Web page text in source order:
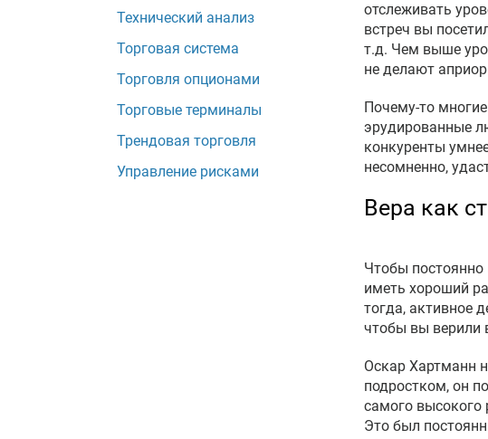
Технический анализ
Торговая система
Торговля опционами
Торговые терминалы
Трендовая торговля
Управление рисками
отслеживать
встреч вы
т.д. Чем выше
не делают
Почему-то
эрудированные
конкуренты
несомненно,
Вера как
Чтобы
иметь хороший
тогда, активное
чтобы вы верили
Оскар Хартманн
подростком, он
самого высокого
Это был